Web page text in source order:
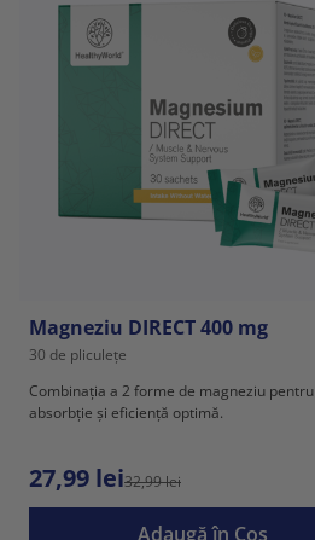
Magneziu DIRECT 400 mg
30 de pliculețe
Combinația a 2 forme de magneziu pentru
absorbție și eficiență optimă.
27,99 lei32,99 lei
Adaugă în Coş